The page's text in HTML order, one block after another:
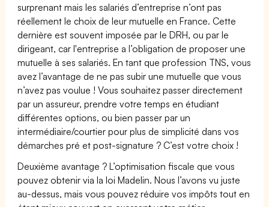
surprenant mais les salariés d’entreprise n’ont pas
réellement le choix de leur mutuelle en France. Cette
dernière est souvent imposée par le DRH, ou par le
dirigeant, car l'entreprise a l’obligation de proposer une
mutuelle à ses salariés. En tant que profession TNS, vous
avez l’avantage de ne pas subir une mutuelle que vous
n’avez pas voulue ! Vous souhaitez passer directement
par un assureur, prendre votre temps en étudiant
différentes options, ou bien passer par un
intermédiaire/courtier pour plus de simplicité dans vos
démarches pré et post-signature ? C’est votre choix !
Deuxième avantage ? L’optimisation fiscale que vous
pouvez obtenir via la loi Madelin. Nous l’avons vu juste
au-dessus, mais vous pouvez réduire vos impôts tout en